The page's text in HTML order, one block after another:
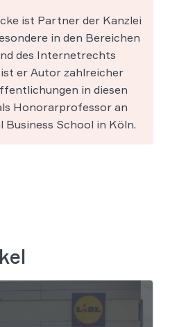
ist Partner der Kanzlei
in den Bereichen
des Internetrechts
er Autor zahlreicher
in diesen
Honorarprofessor an
School in Köln.